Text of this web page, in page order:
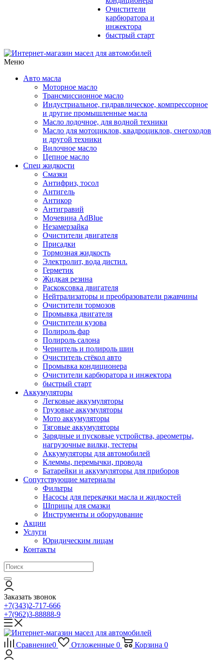
Очистители
карбюратора и
инжектора
быстрый старт
Меню
Авто масла
Моторное масло
Трансмиссионное масло
Индустриальное, гидравлическое, компрессорное
и другие промышленные масла
Масло лодочное, для водной техники
Масло для мотоциклов, квадроциклов, снегоходов
и другой техники
Вилочное масло
Цепное масло
Спец жидкости
Смазки
Антифриз, тосол
Антигель
Антикор
Антигравий
Мочевина AdBlue
Незамерзайка
Очистители двигателя
Присадки
Тормозная жидкость
Электролит, вода дистил.
Герметик
Жидкая резина
Раскоксовка двигателя
Нейтрализаторы и преобразователи ржавчины
Очистители тормозов
Промывка двигателя
Очистители кузова
Полироль фар
Полироль салона
Чернитель и полироль шин
Очиститель стёкол авто
Промывка кондиционера
Очистители карбюратора и инжектора
быстрый старт
Аккумуляторы
Легковые аккумуляторы
Грузовые аккумуляторы
Мото аккумуляторы
Тяговые аккумуляторы
Зарядные и пусковые устройства, ареометры,
нагрузочные вилки, тестеры
Аккумуляторы для автомобилей
Клеммы, перемычки, провода
Батарейки и аккумуляторы для приборов
Сопутствующие материалы
Фильтры
Насосы для перекачки масла и жидкостей
Шприцы для смазки
Инструменты и оборудование
Акции
Услуги
Юридическим лицам
Контакты
Заказать звонок
+7(343)2-717-666
+7(962)3-88888-9
Сравнение0 Отложенные 0 Корзина 0